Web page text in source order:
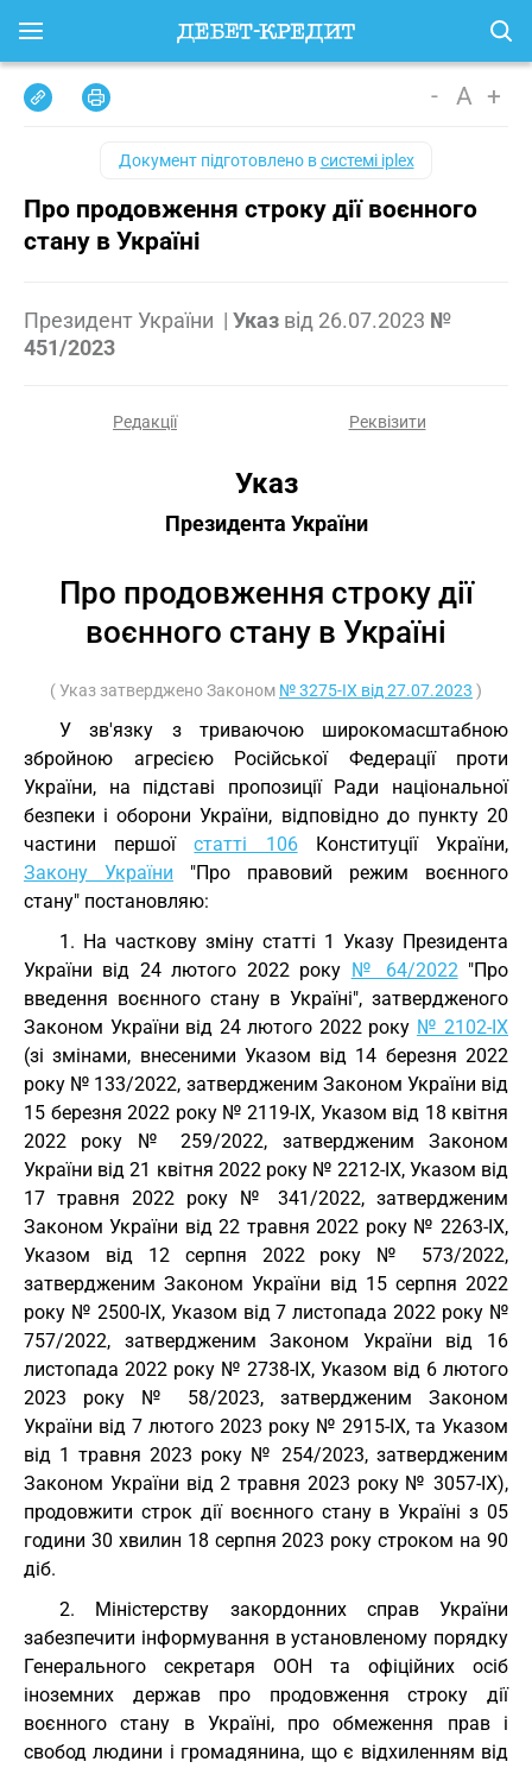
- A +
Документ підготовлено всистемі iplex
Про продовження строку дії воєнного
стану в Україні
Президент України | Указ від 26.07.2023 №
451/2023
Редакції Реквізити
Указ
Президента України
Про продовження строку дії
воєнного стану в Україні
( Указ затверджено Законом № 3275-IX від 27.07.2023 )
У зв'язку з триваючою широкомасштабною
збройною агресією Російської Федерації проти
України, на підставі пропозиції Ради національної
безпеки і оборони України, відповідно до пункту 20
частини першоїстатті 106Конституції України,
Закону України "Про правовий режим воєнного
стану" постановляю:
1. На часткову зміну статті 1 Указу Президента
України від 24 лютого 2022 року № 64/2022"Про
введення воєнного стану в Україні", затвердженого
Законом України від 24 лютого 2022 року № 2102-IX
(зі змінами, внесеними Указом від 14 березня 2022
року № 133/2022, затвердженим Законом України від
15 березня 2022 року № 2119-IX, Указом від 18 квітня
2022 року № 259/2022, затвердженим Законом
України від 21 квітня 2022 року № 2212-IX, Указом від
17 травня 2022 року № 341/2022, затвердженим
Законом України від 22 травня 2022 року № 2263-IX,
Указом від 12 серпня 2022 року № 573/2022,
затвердженим Законом України від 15 серпня 2022
року № 2500-IX, Указом від 7 листопада 2022 року №
757/2022, затвердженим Законом України від 16
листопада 2022 року № 2738-IX, Указом від 6 лютого
2023 року № 58/2023, затвердженим Законом
України від 7 лютого 2023 року № 2915-IX, та Указом
від 1 травня 2023 року № 254/2023, затвердженим
Законом України від 2 травня 2023 року № 3057-IX),
продовжити строк дії воєнного стану в Україні з 05
години 30 хвилин 18 серпня 2023 року строком на 90
діб.
2. Міністерству закордонних справ України
забезпечити інформування в установленому порядку
Генерального секретаря ООН та офіційних осіб
іноземних держав про продовження строку дії
воєнного стану в Україні, про обмеження прав і
свобод людини і громадянина, що є відхиленням від